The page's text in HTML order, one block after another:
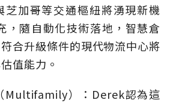
芝加哥等交通樞紐將湧現新機
，隨自動化技術落地，智慧倉
合升級條件的現代物流中心將
值能力。
Multifamily）：Derek認為這